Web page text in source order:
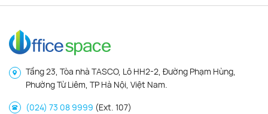
Tầng 23, Tòa nhà TASCO, Lô HH2-2, Đường Phạm Hùng,
Phường Từ Liêm, TP Hà Nội, Việt Nam.
(024) 73 08 9999 (Ext. 107)